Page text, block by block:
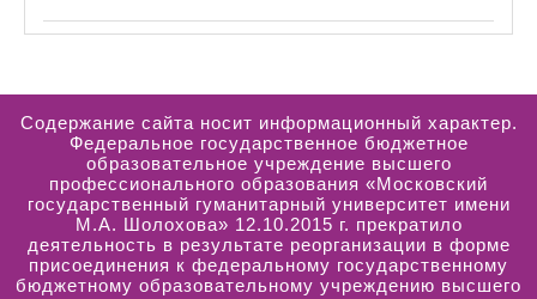
Содержание сайта носит информационный характер.
Федеральное государственное бюджетное
образовательное учреждение высшего
профессионального образования «Московский
государственный гуманитарный университет имени
М.А. Шолохова» 12.10.2015 г. прекратило
деятельность в результате реорганизации в форме
присоединения к федеральному государственному
бюджетному образовательному учреждению высшего